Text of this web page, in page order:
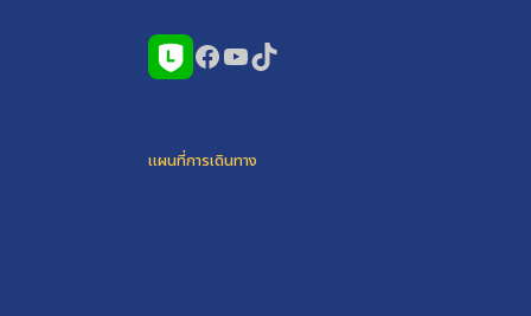
Facebook
YouTube
TikTok
แผนที่การเดินทาง